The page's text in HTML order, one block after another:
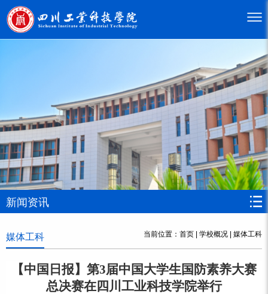
新闻资讯
媒体工科 当前位置： 首页 | 学校概况 | 媒体工科
【中国日报】第3届中国大学生国防素养大赛
总决赛在四川工业科技学院举行